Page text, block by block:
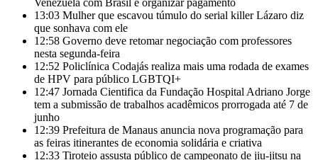
Venezuela com Brasil e organizar pagamento
13:03 Mulher que escavou túmulo do serial killer Lázaro diz
que sonhava com ele
12:58 Governo deve retomar negociação com professores
nesta segunda-feira
12:52 Policlínica Codajás realiza mais uma rodada de exames
de HPV para público LGBTQI+
12:47 Jornada Cientifica da Fundação Hospital Adriano Jorge
tem a submissão de trabalhos acadêmicos prorrogada até 7 de
junho
12:39 Prefeitura de Manaus anuncia nova programação para
as feiras itinerantes de economia solidária e criativa
12:33 Tiroteio assusta público de campeonato de jiu-jitsu na